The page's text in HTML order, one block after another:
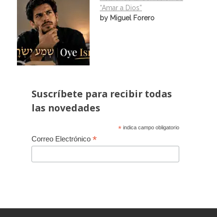
“Amar a Dios”
by Miguel Forero
Suscríbete para recibir todas
las novedades
* indica campo obligatorio
Correo Electrónico *